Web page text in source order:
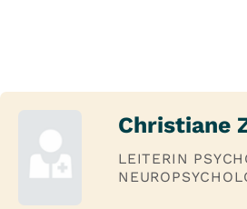
Christiane
LEITERIN